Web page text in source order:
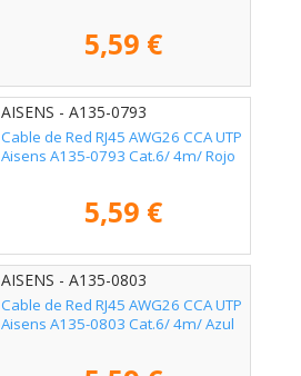
5,59 €
AISENS - A135-0793
Cable de Red RJ45 AWG26 CCA UTP
Aisens A135-0793 Cat.6/ 4m/ Rojo
5,59 €
AISENS - A135-0803
Cable de Red RJ45 AWG26 CCA UTP
Aisens A135-0803 Cat.6/ 4m/ Azul